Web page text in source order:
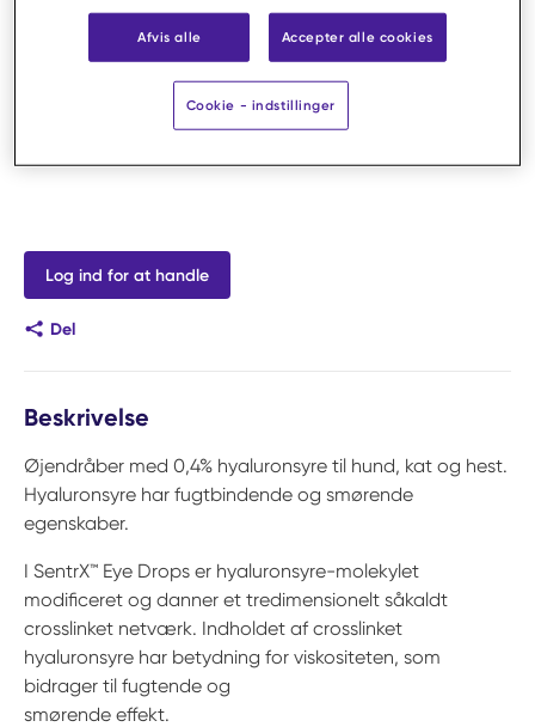
Log ind for at handle
Del
Beskrivelse
Øjendråber med 0,4% hyaluronsyre til hund, kat og hest.
Hyaluronsyre har fugtbindende og smørende
egenskaber.
I SentrX™ Eye Drops er hyaluronsyre-molekylet
modificeret og danner et tredimensionelt såkaldt
crosslinket netværk. Indholdet af crosslinket
hyaluronsyre har betydning for viskositeten, som
bidrager til fugtende og
smørende effekt.
Afvis alle Accepter alle cookies
Cookie - indstillinger